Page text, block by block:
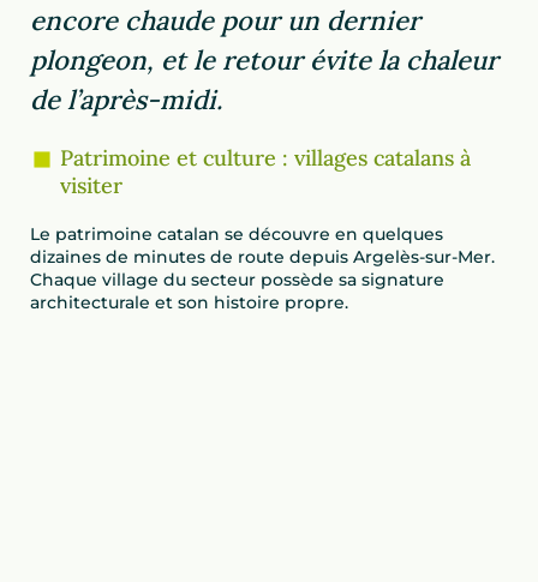
encore chaude pour un dernier
plongeon, et le retour évite la chaleur
de l’après-midi.
Patrimoine et culture : villages catalans à
visiter
Le patrimoine catalan se découvre en quelques
dizaines de minutes de route depuis Argelès-sur-Mer.
Chaque village du secteur possède sa signature
architecturale et son histoire propre.